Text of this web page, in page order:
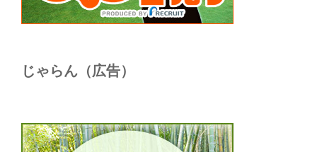
じゃらん（広告）